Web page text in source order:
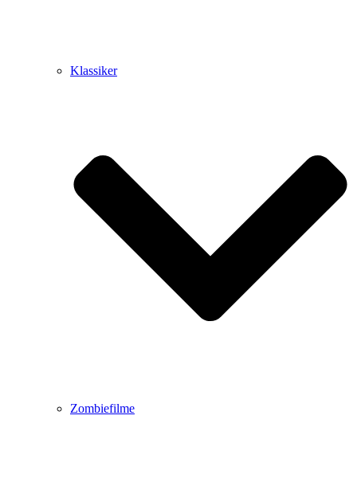
Klassiker
Zombiefilme